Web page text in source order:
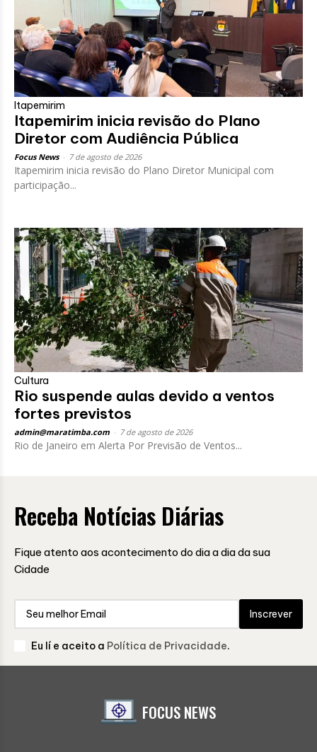
Itapemirim
Itapemirim inicia revisão do Plano
Diretor com Audiência Pública
Focus News 7 de agosto de 2026
Itapemirim inicia revisão do Plano Diretor Municipal com
participação...
Cultura
Rio suspende aulas devido a ventos
fortes previstos
admin@maratimba.com 7 de agosto de 2026
Rio de Janeiro em Alerta Por Previsão de Ventos...
Receba Notícias Diárias
Fique atento aos acontecimento do dia a dia da sua
Cidade
Inscrever
Eu lí e aceito a Política de Privacidade.
FOCUS NEWS